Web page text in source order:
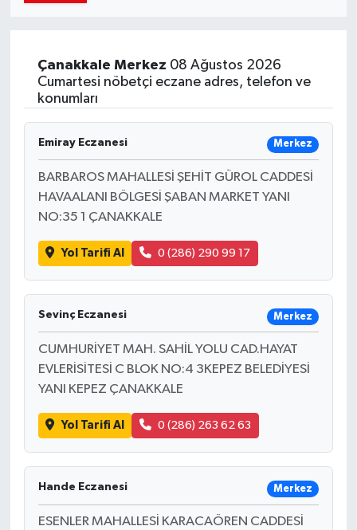
Çanakkale Merkez 08 Ağustos 2026
Cumartesi nöbetçi eczane adres, telefon ve
konumları
Emiray Eczanesi Merkez
BARBAROS MAHALLESİ ŞEHİT GÜROL CADDESİ
HAVAALANI BÖLGESİ ŞABAN MARKET YANI
NO:35 1 ÇANAKKALE
Yol Tarifi Al 0 (286) 290 99 17
Sevinç Eczanesi Merkez
CUMHURİYET MAH. SAHİL YOLU CAD.HAYAT
EVLERİSİTESİ C BLOK NO:4 3KEPEZ BELEDİYESİ
YANI KEPEZ ÇANAKKALE
Yol Tarifi Al 0 (286) 263 62 63
Hande Eczanesi Merkez
ESENLER MAHALLESİ KARACAÖREN CADDESİ